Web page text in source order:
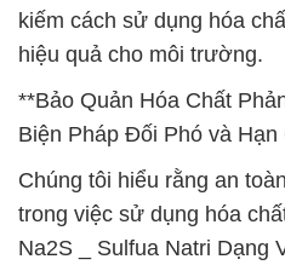
kiếm cách sử dụng hóa
hiệu quả cho môi trường.
**Bảo Quản Hóa Chất
Biện Pháp Đối Phó và Hạn
Chúng tôi hiểu rằng an
trong việc sử dụng hóa
Na2S _ Sulfua Natri Dạng